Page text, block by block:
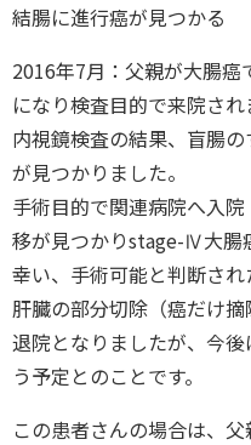
結腸に進行癌が見つかる
2016年7月：父親が大腸
になり検査目的で来院され
内視鏡検査の結果、盲腸
が見つかりました。
手術目的で関連病院へ入
移が見つかりstage-Ⅳ大腸
幸い、手術可能と判断さ
肝臓の部分切除（癌だけ
退院となりましたが、今
う予定とのことです。
この患者さんの場合は、